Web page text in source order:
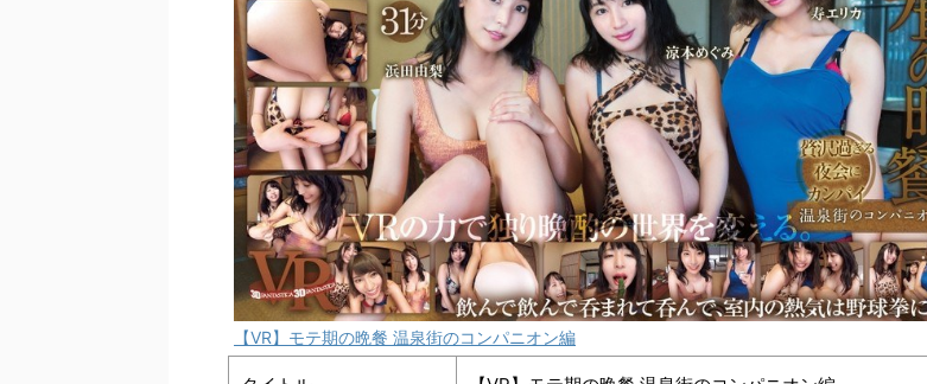
【VR】モテ期の晩餐 温泉街のコンパニオン編